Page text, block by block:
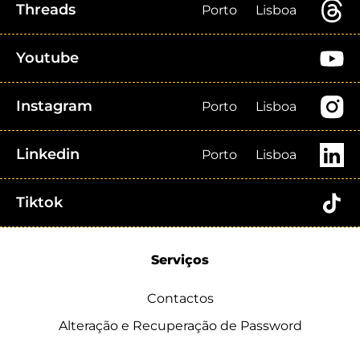
Threads Porto Lisboa
Youtube
Instagram Porto Lisboa
Linkedin Porto Lisboa
Tiktok
Serviços
Contactos
Alteração e Recuperação de Password